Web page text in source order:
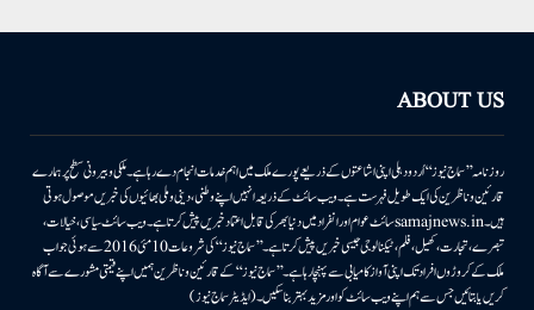
ABOUT US
روزنامہ ’’سماج نیوز‘‘ اُردو دہلی اپنی اشاعتوں کے ذریعے پورے ملک میں اہم خدمات انجام دے رہا ہے۔ ملکی وبیرونی سطح پر ہمارے
قارئین وناظرین کی ایک طویل فہرست ہے۔ ویب سائٹ کے ذریعہ انہیں اپنے وطنی، دینی وملی بھائیوں کی خبریں موصول ہوتی
ہیں۔samajnews.inسائٹ عوام اور انفراد میں دنیا بھر کی قابل اعتماد خبریں پیش کرتا ہے۔ ویب سائٹ سیاسی، خیالات،
تبصرے، تجارت، کھیل، فلم، ٹیکنالوجی جیسی خبریں پیش کرتا ہے۔ ’’سماج نیوز‘‘ کی شروعات 10مئی 2016 سے ہوئی جو اب
ملک کے کروڑوں افراد تک اپنی آواز کامیابی سے پہنچا رہا ہے۔ ’’سماج نیوز‘‘ کے قارئین وناظرین ہمیں اپنے قیمتی مشورے سے آگاہ
کریں یا بتائیں جس سے ہم اپنے ویب سائٹ کو اور مزید بہتر بناسکیں۔ (ایڈیٹر سماج نیوز)